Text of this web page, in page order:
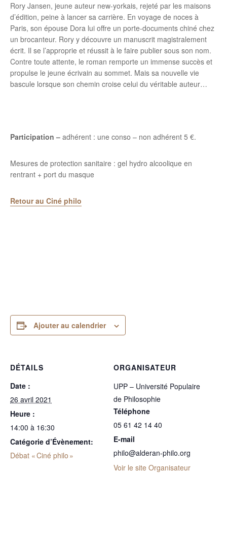
Rory Jansen, jeune auteur new-yorkais, rejeté par les maisons
d’édition, peine à lancer sa carrière. En voyage de noces à
Paris, son épouse Dora lui offre un porte-documents chiné chez
un brocanteur. Rory y découvre un manuscrit magistralement
écrit. Il se l’approprie et réussit à le faire publier sous son nom.
Contre toute attente, le roman remporte un immense succès et
propulse le jeune écrivain au sommet. Mais sa nouvelle vie
bascule lorsque son chemin croise celui du véritable auteur…
Participation – adhérent : une conso – non adhérent 5 €.
Mesures de protection sanitaire : gel hydro alcoolique en
rentrant + port du masque
Retour au Ciné philo
Ajouter au calendrier
DÉTAILS
Date :
26 avril 2021
Heure :
14:00 à 16:30
Catégorie d’Évènement:
Débat « Ciné philo »
ORGANISATEUR
UPP – Université Populaire
de Philosophie
Téléphone
05 61 42 14 40
E-mail
philo@alderan-philo.org
Voir le site Organisateur